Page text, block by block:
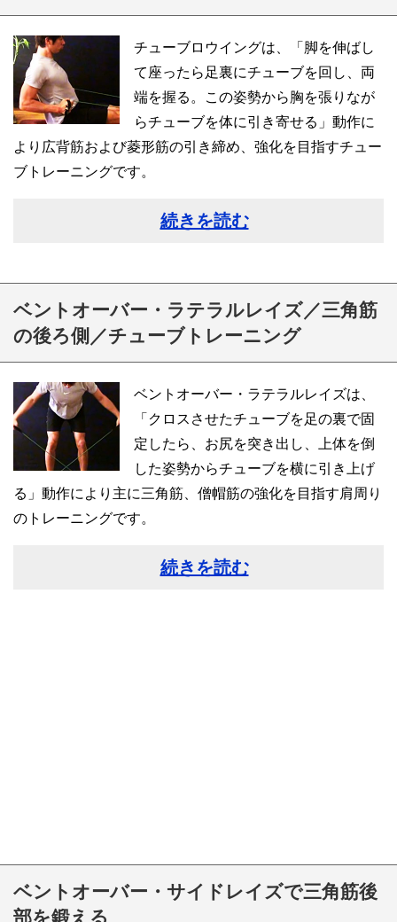
チューブロウイングは、「脚を伸ばし
て座ったら足裏にチューブを回し、両
端を握る。この姿勢から胸を張りなが
らチューブを体に引き寄せる」動作に
より広背筋および菱形筋の引き締め、強化を目指すチュー
ブトレーニングです。
続きを読む
ベントオーバー・ラテラルレイズ／三角筋
の後ろ側／チューブトレーニング
ベントオーバー・ラテラルレイズは、
「クロスさせたチューブを足の裏で固
定したら、お尻を突き出し、上体を倒
した姿勢からチューブを横に引き上げ
る」動作により主に三角筋、僧帽筋の強化を目指す肩周り
のトレーニングです。
続きを読む
ベントオーバー・サイドレイズで三角筋後
部を鍛える